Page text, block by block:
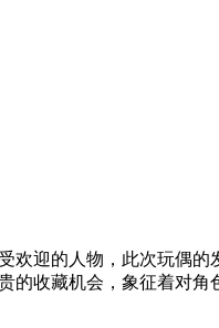
迎的人物，此次玩偶的
的收藏机会，象征着对角